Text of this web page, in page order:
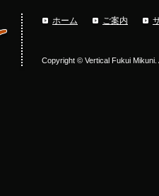
ホーム ご案内
Copyright © Vertical Fukui